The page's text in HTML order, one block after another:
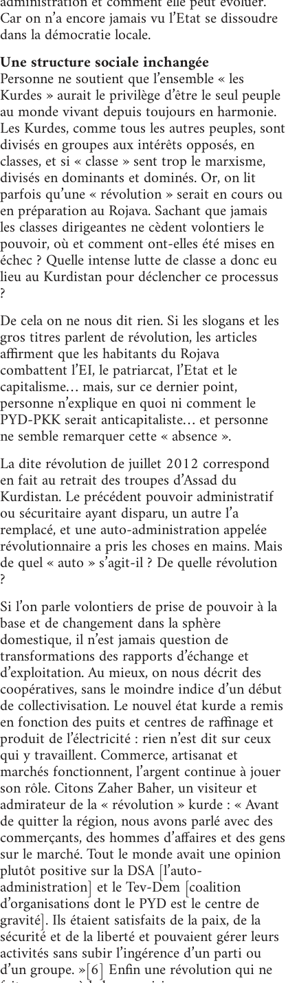
Car on n’a encore jamais vu l’Etat se dissoudre
dans la démocratie locale.
Une structure sociale inchangée
Personne ne soutient que l’ensemble « les
Kurdes » aurait le privilège d’être le seul peuple
au monde vivant depuis toujours en harmonie.
Les Kurdes, comme tous les autres peuples, sont
divisés en groupes aux intérêts opposés, en
classes, et si « classe » sent trop le marxisme,
divisés en dominants et dominés. Or, on lit
parfois qu’une « révolution » serait en cours ou
en préparation au Rojava. Sachant que jamais
les classes dirigeantes ne cèdent volontiers le
pouvoir, où et comment ont-elles été mises en
échec ? Quelle intense lutte de classe a donc eu
lieu au Kurdistan pour déclencher ce processus
?
De cela on ne nous dit rien. Si les slogans et les
gros titres parlent de révolution, les articles
affirment que les habitants du Rojava
combattent l’EI, le patriarcat, l’Etat et le
capitalisme… mais, sur ce dernier point,
personne n’explique en quoi ni comment le
PYD-PKK serait anticapitaliste… et personne
ne semble remarquer cette « absence ».
La dite révolution de juillet 2012 correspond
en fait au retrait des troupes d’Assad du
Kurdistan. Le précédent pouvoir administratif
ou sécuritaire ayant disparu, un autre l’a
remplacé, et une auto-administration appelée
révolutionnaire a pris les choses en mains. Mais
de quel « auto » s’agit-il ? De quelle révolution
?
Si l’on parle volontiers de prise de pouvoir à la
base et de changement dans la sphère
domestique, il n’est jamais question de
transformations des rapports d’échange et
d’exploitation. Au mieux, on nous décrit des
coopératives, sans le moindre indice d’un début
de collectivisation. Le nouvel état kurde a remis
en fonction des puits et centres de raffinage et
produit de l’électricité : rien n’est dit sur ceux
qui y travaillent. Commerce, artisanat et
marchés fonctionnent, l’argent continue à jouer
son rôle. Citons Zaher Baher, un visiteur et
admirateur de la « révolution » kurde : « Avant
de quitter la région, nous avons parlé avec des
commerçants, des hommes d’affaires et des gens
sur le marché. Tout le monde avait une opinion
plutôt positive sur la DSA [l’auto-
administration] et le Tev-Dem [coalition
d’organisations dont le PYD est le centre de
gravité]. Ils étaient satisfaits de la paix, de la
sécurité et de la liberté et pouvaient gérer leurs
activités sans subir l’ingérence d’un parti ou
d’un groupe. »[6] Enfin une révolution qui ne